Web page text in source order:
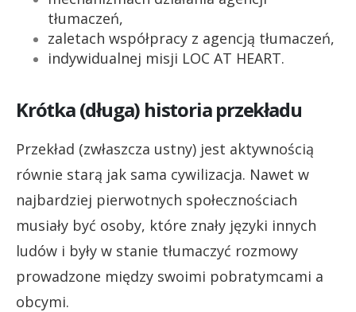
tłumaczeń,
zaletach współpracy z agencją tłumaczeń,
indywidualnej misji LOC AT HEART.
Krótka (długa) historia przekładu
Przekład (zwłaszcza ustny) jest aktywnością
równie starą jak sama cywilizacja. Nawet w
najbardziej pierwotnych społecznościach
musiały być osoby, które znały języki innych
ludów i były w stanie tłumaczyć rozmowy
prowadzone między swoimi pobratymcami a
obcymi.